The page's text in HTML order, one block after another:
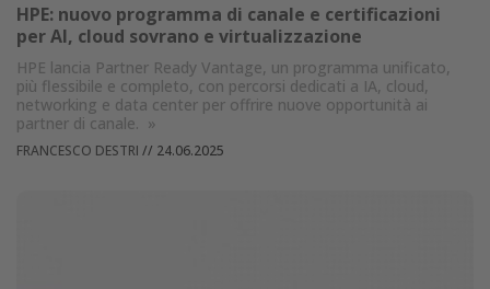
HPE: nuovo programma di canale e certificazioni
per AI, cloud sovrano e virtualizzazione
HPE lancia Partner Ready Vantage, un programma unificato,
più flessibile e completo, con percorsi dedicati a IA, cloud,
networking e data center per offrire nuove opportunità ai
partner di canale. »
FRANCESCO DESTRI // 24.06.2025